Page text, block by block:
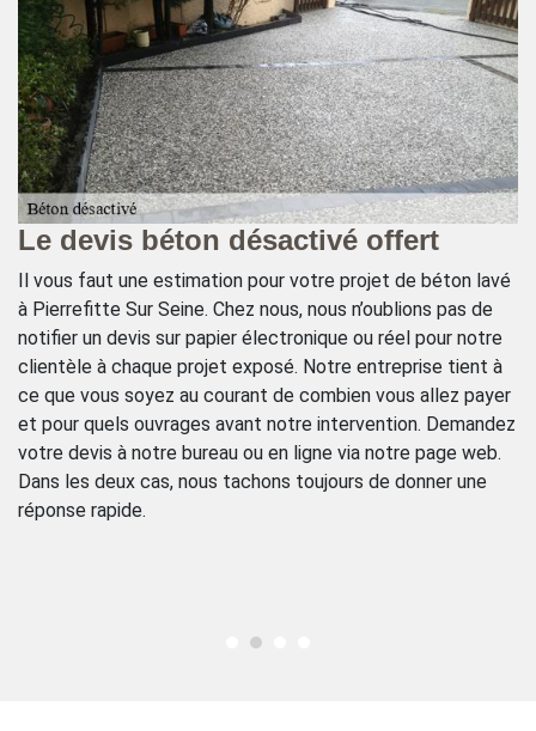
Le devis béton désactivé offert
Il vous faut une estimation pour votre projet de béton lavé
à Pierrefitte Sur Seine. Chez nous, nous n’oublions pas de
notifier un devis sur papier électronique ou réel pour notre
clientèle à chaque projet exposé. Notre entreprise tient à
ce que vous soyez au courant de combien vous allez payer
et pour quels ouvrages avant notre intervention. Demandez
votre devis à notre bureau ou en ligne via notre page web.
Dans les deux cas, nous tachons toujours de donner une
réponse rapide.